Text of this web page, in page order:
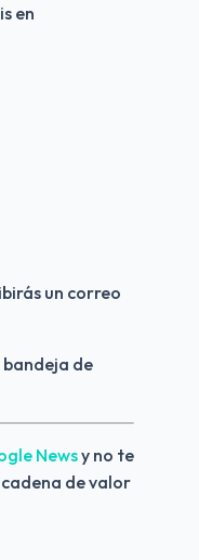
en
un correo
de
News y no te
de valor